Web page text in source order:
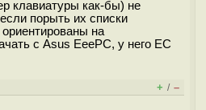
клавиатуры как-бы) не
порыть их списки
на
с Asus EeePC, у него EC
+ / –